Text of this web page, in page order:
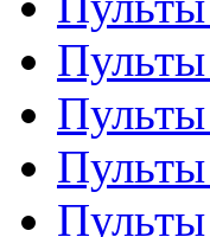
Пульты
Пульты